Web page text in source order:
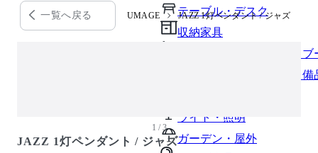
テーブル・デスク
収納家具
パーソナルブース・集中ブ
オフィスアクセサリー・備
ライト・照明
ガーデン・屋外
一覧へ戻る UMAGE JAZZ 1灯ペンダント / ジャズ
1 / 3
JAZZ 1灯ペンダント / ジャズ